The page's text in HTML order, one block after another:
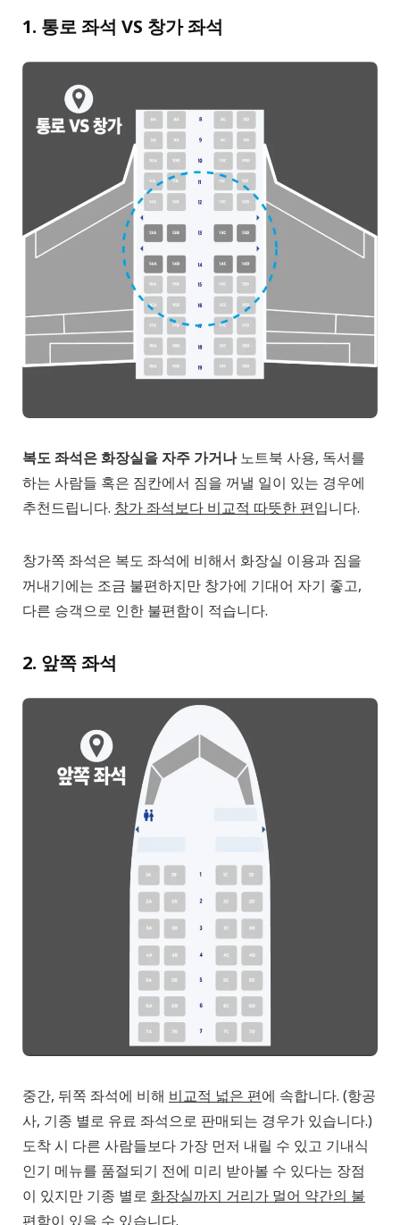
1. 통로 좌석 VS 창가 좌석
복도 좌석은 화장실을 자주 가거나노트북 사용, 독서를
하는 사람들 혹은 짐칸에서 짐을 꺼낼 일이 있는 경우에
추천드립니다. 창가 좌석보다 비교적 따뜻한 편입니다.
창가쪽 좌석은 복도 좌석에 비해서 화장실 이용과 짐을
꺼내기에는 조금 불편하지만 창가에 기대어 자기 좋고,
다른 승객으로 인한 불편함이 적습니다.
2. 앞쪽 좌석
중간, 뒤쪽 좌석에 비해 비교적 넓은 편에 속합니다. (항공
사, 기종 별로 유료 좌석으로 판매되는 경우가 있습니다.)
도착 시 다른 사람들보다 가장 먼저 내릴 수 있고 기내식
인기 메뉴를 품절되기 전에 미리 받아볼 수 있다는 장점
이 있지만 기종 별로 화장실까지 거리가 멀어 약간의 불
편함이 있을 수 있습니다.